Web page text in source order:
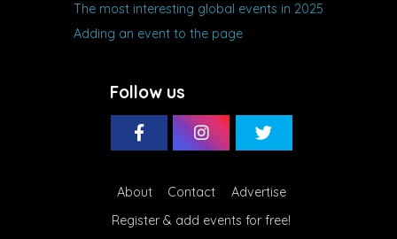
The most interesting global events in 2025
Adding an event to the page
Follow us
About Contact
Advertise
Register & add events for free!